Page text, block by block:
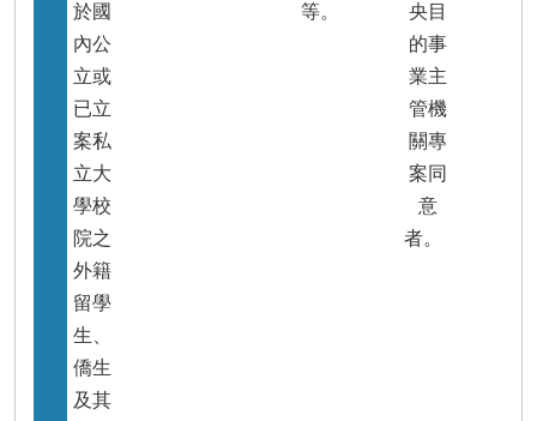
於國
內公
立或
已立
案私
立大
學校
院之
外籍
留學
生、
僑生
及其
等。
央目
的事
業主
管機
關專
案同
意
者。